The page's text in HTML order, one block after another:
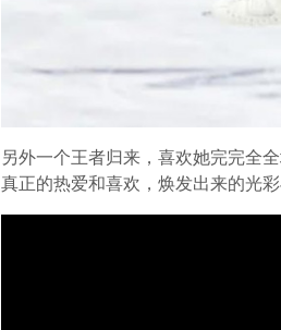
另外一个王者归来，喜欢她完完全
真正的热爱和喜欢，焕发出来的光